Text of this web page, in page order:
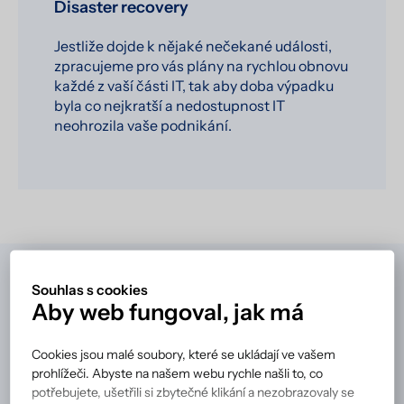
Disaster recovery
Jestliže dojde k nějaké nečekané události,
zpracujeme pro vás plány na rychlou obnovu
každé z vaší části IT, tak aby doba výpadku
byla co nejkratší a nedostupnost IT
neohrozila vaše podnikání.
Ozvěte
se nám
Souhlas s cookies
Aby web fungoval, jak má
Cookies jsou malé soubory, které se ukládají ve vašem
prohlížeči. Abyste na našem webu rychle našli to, co
potřebujete, ušetřili si zbytečné klikání a nezobrazovaly se